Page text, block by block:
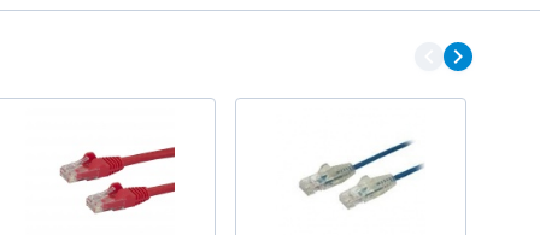
navigate_beforenavigate_next